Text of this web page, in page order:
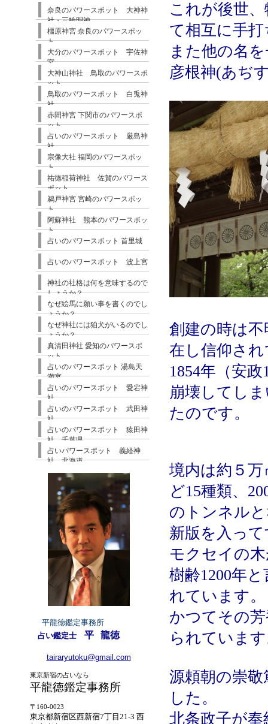
これが後世
て相互に手
また他の名
彦根神(あぢ
創建の時は
在し信仰さ
1854年（安
崩壊してし
たのです。
境内は約５
ど15種類、
のトンネル
新版を入っ
モクセイの
樹齢1200年
れています。
かつてその
られていま
源頼朝の崇
した。
北条政子が
奈良のパワースポット 大神神
社・三輪明神
橿原神宮 奈良のパワースポッ
ト
大分のパワースポット 宇佐神
宮
大神山神社 鳥取のパワースポ
ット
鳥取のパワースポット 白兎神
社
赤間神宮 下関市のパワースポ
ット
占いのパワースポット 厳島神
社
宗像大社 福岡のパワースポッ
ト
祐徳稲荷神社 佐賀のパワース
ポット
鵜戸神宮 宮崎のパワースポッ
ト
阿蘇神社 熊本のパワースポッ
ト
占いのパワースポット 首里城
占いのパワースポット 波上宮
神社の社格は何を意味するので
しょうか？
なぜ絵馬に願い事を書くのでし
ょうか？
なぜ神社には狛犬がいるのでし
ょうか？
真清田神社 愛知のパワースポ
ット
占いのパワースポット 湯島天
満宮
占いのパワースポット 愛宕神
社
占いのパワースポット 武田神
社
占いのパワースポット 猿田神
社 千葉県
占いパワースポット 義経神
社 北海道
平龍徳鑑定事務所
占い鑑定士 平 龍徳
tairaryutoku@gmail.com
東京新宿の占いなら
平龍徳鑑定事務所
〒160-0023
東京都新宿区西新宿7丁目21-3 西